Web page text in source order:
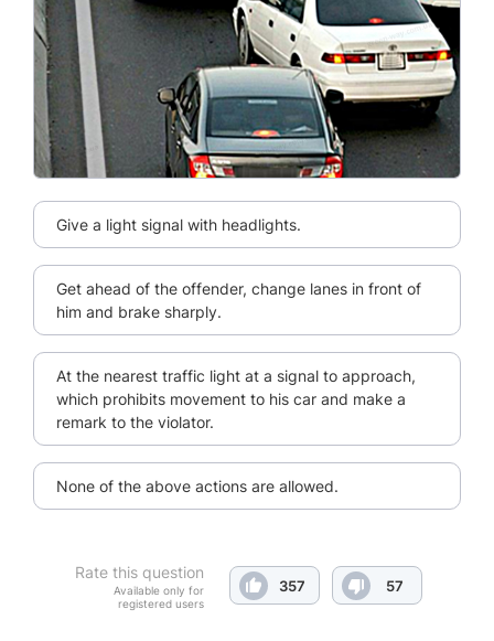
Give a light signal with headlights.
Get ahead of the offender, change lanes in front of
him and brake sharply.
At the nearest traffic light at a signal to approach,
which prohibits movement to his car and make a
remark to the violator.
None of the above actions are allowed.
Rate this question
Available only for
registered users
357 57